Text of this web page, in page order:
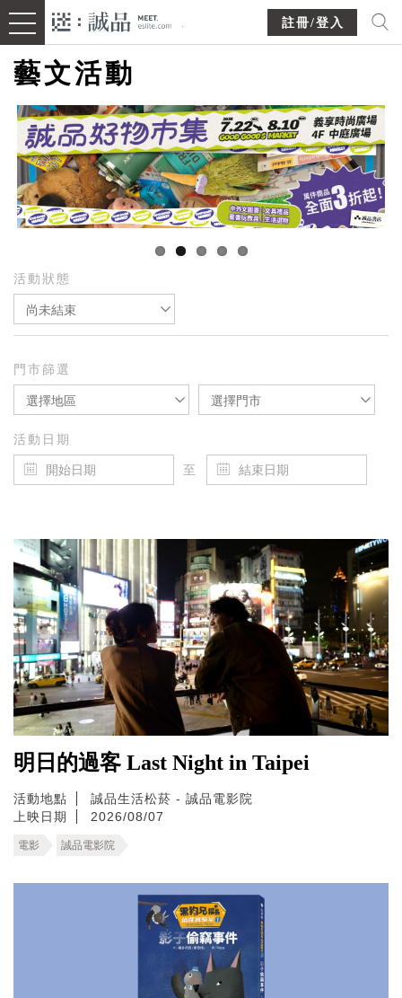
註冊/登入
藝文活動
活動狀態
尚未結束
門市篩選
選擇地區 選擇門市
活動日期
至
明日的過客 Last Night in Taipei
活動地點
誠品生活松菸 - 誠品電影院
上映日期
2026/08/07
電影 誠品電影院